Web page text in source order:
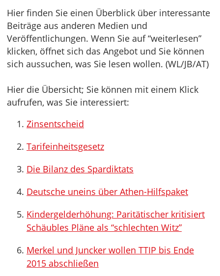
Hier finden Sie einen Überblick über interessante
Beiträge aus anderen Medien und
Veröffentlichungen. Wenn Sie auf “weiterlesen”
klicken, öffnet sich das Angebot und Sie können
sich aussuchen, was Sie lesen wollen. (WL/JB/AT)
Hier die Übersicht; Sie können mit einem Klick
aufrufen, was Sie interessiert:
Zinsentscheid
Tarifeinheitsgesetz
Die Bilanz des Spardiktats
Deutsche uneins über Athen-Hilfspaket
Kindergelderhöhung: Paritätischer kritisiert
Schäubles Pläne als “schlechten Witz”
Merkel und Juncker wollen TTIP bis Ende
2015 abschließen